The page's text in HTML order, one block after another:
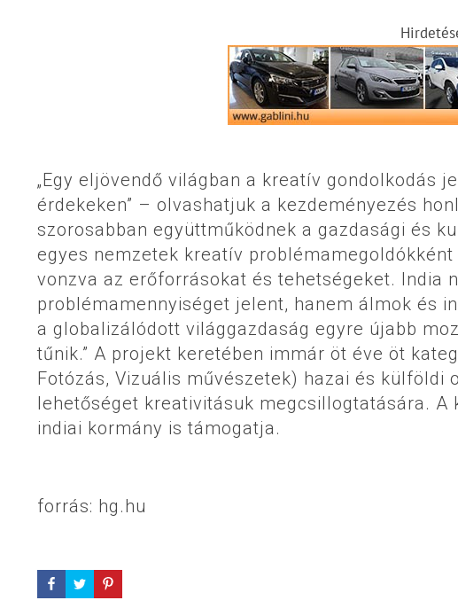
„Egy eljövendő világban a kreatív gondolkodás
érdekeken” – olvashatjuk a kezdeményezés
szorosabban együttműködnek a gazdasági és
egyes nemzetek kreatív
vonzva az erőforrásokat és tehetségeket. India
problémamennyiséget jelent, hanem álmok és
a globalizálódott világgazdaság egyre újabb
tűnik.” A projekt keretében immár öt éve öt
Fotózás, Vizuális művészetek) hazai és külföldi
lehetőséget kreativitásuk megcsillogtatására. A
indiai kormány is támogatja.
forrás: hg.hu